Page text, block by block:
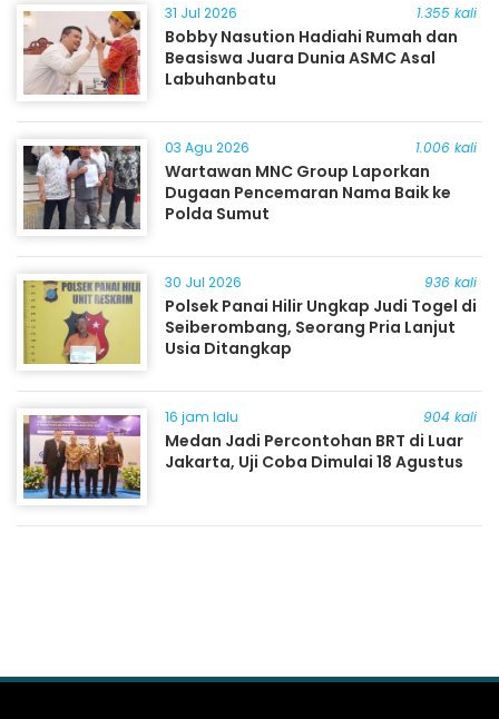
31 Jul 2026 1.355 kali
Bobby Nasution Hadiahi Rumah dan
Beasiswa Juara Dunia ASMC Asal
Labuhanbatu
03 Agu 2026 1.006 kali
Wartawan MNC Group Laporkan
Dugaan Pencemaran Nama Baik ke
Polda Sumut
30 Jul 2026 936 kali
Polsek Panai Hilir Ungkap Judi Togel di
Seiberombang, Seorang Pria Lanjut
Usia Ditangkap
16 jam lalu 904 kali
Medan Jadi Percontohan BRT di Luar
Jakarta, Uji Coba Dimulai 18 Agustus